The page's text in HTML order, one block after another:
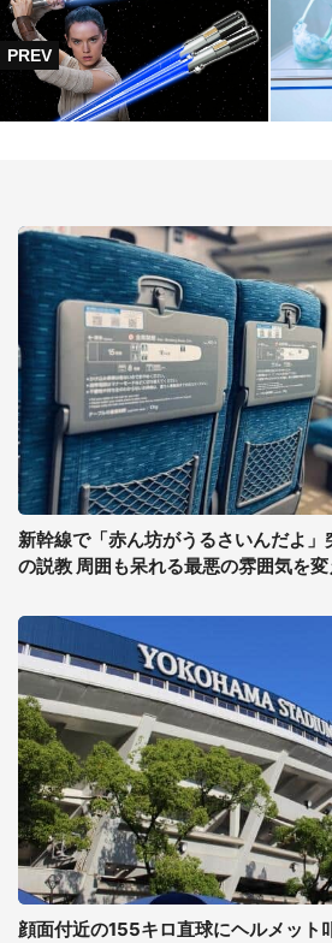
新幹線で「赤ん坊がうるさいんだよ
の説教 周囲も呆れる最悪の雰囲気を変
顔面付近の155キロ直球にヘルメット